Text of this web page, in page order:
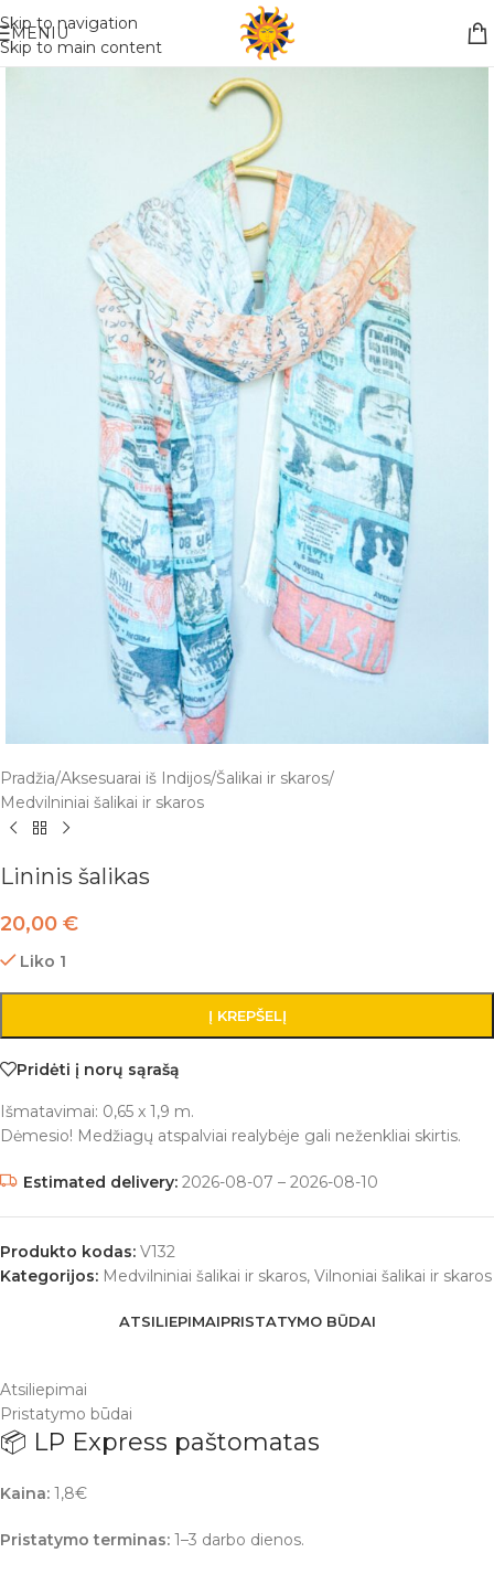
Skip to navigation
Skip to main content
Nemokamas pristatymas į paštomatą apsiperkant už 30€!!
MENIU
Pradžia/Aksesuarai iš Indijos/Šalikai ir skaros/
Medvilniniai šalikai ir skaros
Lininis šalikas
20,00 €
Liko 1
Į KREPŠELĮ
Pridėti į norų sąrašą
Išmatavimai: 0,65 x 1,9 m.
Dėmesio! Medžiagų atspalviai realybėje gali neženkliai skirtis.
Estimated delivery: 2026-08-07 – 2026-08-10
Produkto kodas: V132
Kategorijos: Medvilniniai šalikai ir skaros, Vilnoniai šalikai ir skaros
ATSILIEPIMAIPRISTATYMO BŪDAI
Atsiliepimai
Pristatymo būdai
📦 LP Express paštomatas
Kaina: 1,8€
Pristatymo terminas: 1–3 darbo dienos.